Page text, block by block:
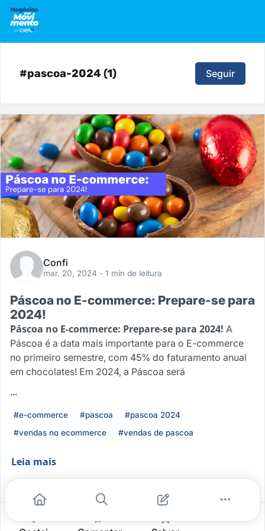
#pascoa-2024 (1) Seguir
Confi
mar. 20, 2024 - 1 min de leitura
Páscoa no E-commerce: Prepare-se para
2024!
Páscoa no E-commerce: Prepare-se para 2024! A
Páscoa é a data mais importante para o E-commerce
no primeiro semestre, com 45% do faturamento anual
em chocolates! Em 2024, a Páscoa será
...
#e-commerce #pascoa
#pascoa 2024
#vendas no ecommerce
#vendas de pascoa
Leia mais